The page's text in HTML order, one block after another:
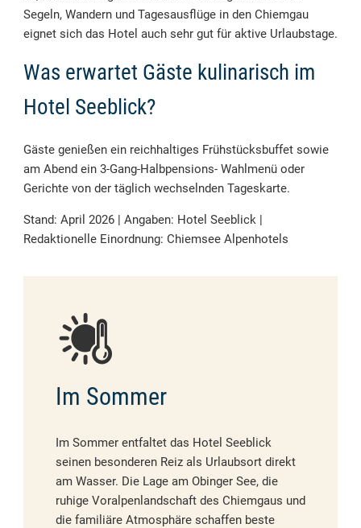
Segeln, Wandern und Tagesausflüge in den Chiemgau
eignet sich das Hotel auch sehr gut für aktive Urlaubstage.
Was erwartet Gäste kulinarisch im
Hotel Seeblick?
Gäste genießen ein reichhaltiges Frühstücksbuffet sowie
am Abend ein 3-Gang-Halbpensions- Wahlmenü oder
Gerichte von der täglich wechselnden Tageskarte.
Stand: April 2026 | Angaben: Hotel Seeblick |
Redaktionelle Einordnung: Chiemsee Alpenhotels
Im Sommer
Im Sommer entfaltet das Hotel Seeblick
seinen besonderen Reiz als Urlaubsort direkt
am Wasser. Die Lage am Obinger See, die
ruhige Voralpenlandschaft des Chiemgaus und
die familiäre Atmosphäre schaffen beste